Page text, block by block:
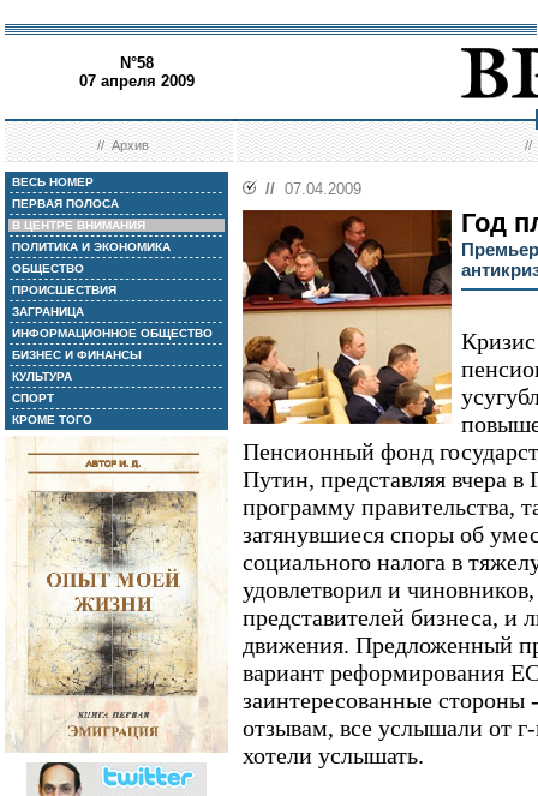
N°58
07 апреля 2009
//Архив //
ВЕСЬ НОМЕР
ПЕРВАЯ ПОЛОСА
В ЦЕНТРЕ ВНИМАНИЯ
ПОЛИТИКА И ЭКОНОМИКА
ОБЩЕСТВО
ПРОИСШЕСТВИЯ
ЗАГРАНИЦА
ИНФОРМАЦИОННОЕ ОБЩЕСТВО
БИЗНЕС И ФИНАНСЫ
КУЛЬТУРА
СПОРТ
КРОМЕ ТОГО
// 07.04.2009
Год
Пенсионный фонд
Путин, представляя вчера
программу правительства,
затянувшиеся споры об
социального налога в
удовлетворил и
представителей бизнеса, и
движения. Предложенный
вариант реформирования
заинтересованные стороны
отзывам, все услышали от
хотели услышать.